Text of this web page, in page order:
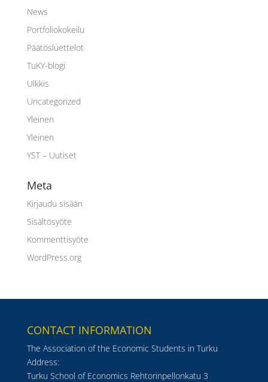
News
Portfoliokokeilu
Päätösluettelot
TuKY-blogi
Ulkkis
Uncategorized
Yleinen
Yleinen
YST – Uutiset
Meta
Kirjaudu sisään
Sisältösyöte
Kommenttisyöte
WordPress.org
CONTACT INFORMATION
The Association of the Economic Students in Turku
Address:
Turku School of Economics Rehtorinpellonkatu 3